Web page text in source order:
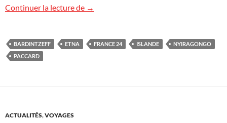
Continuer la lecture de Les volcans sur France 24 TV
→
BARDINTZEFF ETNA FRANCE 24 ISLANDE
NYIRAGONGO
PACCARD
ACTUALITÉS,VOYAGES